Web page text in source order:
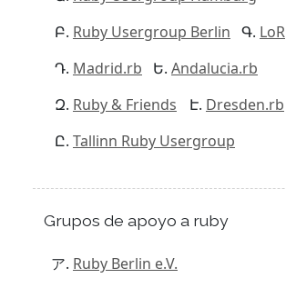
Ruby Usergroup Berlin
LoR
Madrid.rb
Andalucia.rb
Ruby & Friends
Dresden.rb
Tallinn Ruby Usergroup
Grupos de apoyo a ruby
Ruby Berlin e.V.